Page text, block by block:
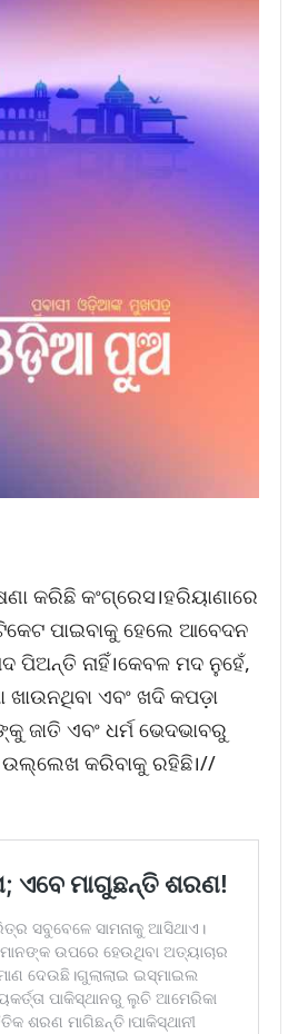
କରିଛି କଂଗ୍ରେସ।ହରିୟାଣାରେ
ପାଇବାକୁ ହେଲେ ଆବେଦନ
ପିଅନ୍ତି ନାହିଁ।କେବଳ ମଦ ନୁହେଁ,
ଏବଂ ଖଦି କପଡ଼ା
ଜାତି ଏବଂ ଧର୍ମ ଭେଦଭାବରୁ
ଉଲ୍ଲେଖ କରିବାକୁ ରହିଛି।//